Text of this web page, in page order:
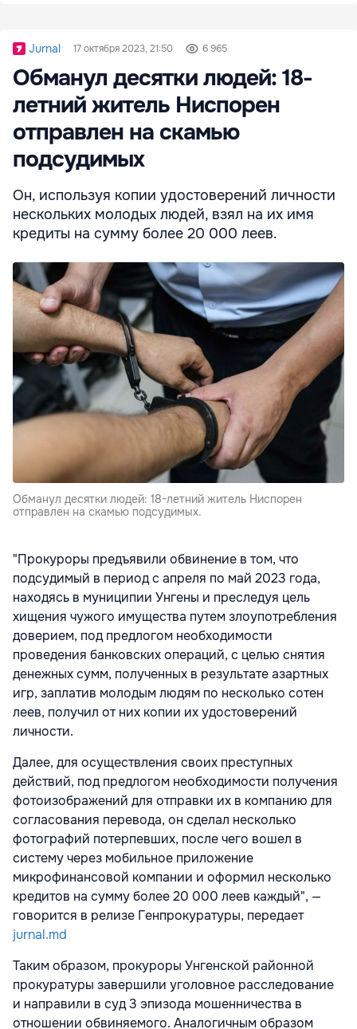
Jurnal 17 октября 2023, 21:50 6 965
Обманул десятки людей: 18-
летний житель Ниспорен
отправлен на скамью
подсудимых
Он, используя копии удостоверений личности
нескольких молодых людей, взял на их имя
кредиты на сумму более 20 000 леев.
Обманул десятки людей: 18-летний житель Ниспорен
отправлен на скамью подсудимых.
"Прокуроры предъявили обвинение в том, что
подсудимый в период с апреля по май 2023 года,
находясь в муниципии Унгены и преследуя цель
хищения чужого имущества путем злоупотребления
доверием, под предлогом необходимости
проведения банковских операций, с целью снятия
денежных сумм, полученных в результате азартных
игр, заплатив молодым людям по несколько сотен
леев, получил от них копии их удостоверений
личности.
Далее, для осуществления своих преступных
действий, под предлогом необходимости получения
фотоизображений для отправки их в компанию для
согласования перевода, он сделал несколько
фотографий потерпевших, после чего вошел в
систему через мобильное приложение
микрофинансовой компании и оформил несколько
кредитов на сумму более 20 000 леев каждый", —
говорится в релизе Генпрокуратуры, передает
jurnal.md
Таким образом, прокуроры Унгенской районной
прокуратуры завершили уголовное расследование
и направили в суд 3 эпизода мошенничества в
отношении обвиняемого. Аналогичным образом